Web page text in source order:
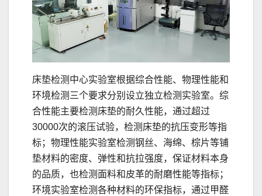
床垫检测中心实验室根据综合性能、物理性能和
环境检测三个要求分别设立独立检测实验室。综
合性能主要检测床垫的耐久性能，通过超过
30000次的滚压试验，检测床垫的抗压变形等指
标；物理性能实验室检测钢丝、海绵、棕片等铺
垫材料的密度、弹性和抗拉强度，保证材料本身
的品质，也检测面料和皮革的耐磨性能等指标；
环境实验室检测各种材料的环保指标，通过甲醛